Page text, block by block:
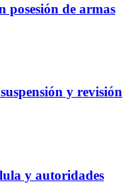
posesión de armas
y revisión
y autoridades